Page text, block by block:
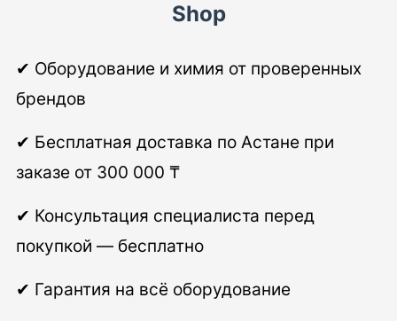
Shop
✔ Оборудование и химия от проверенных
брендов
✔ Бесплатная доставка по Астане при
заказе от 300 000 ₸
✔ Консультация специалиста перед
покупкой — бесплатно
✔ Гарантия на всё оборудование